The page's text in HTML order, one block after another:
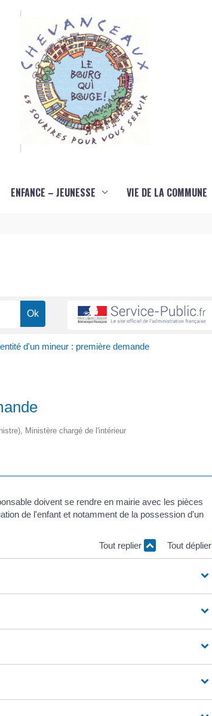
ENFANCE – JEUNESSE VIE DE LA COMMUNE
d'un mineur : première demande
Ministère chargé de l'intérieur
doivent se rendre en mairie avec les pièces
de l'enfant et notamment de la possession d'un
Tout replier
Tout déplier